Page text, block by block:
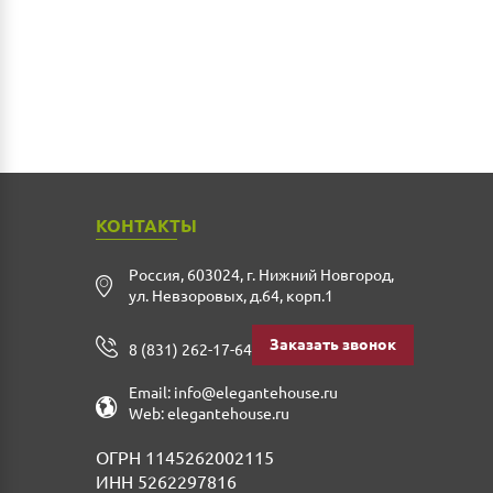
КОНТАКТЫ
Россия, 603024, г. Нижний Новгород,
ул. Невзоровых, д.64, корп.1
8 (831) 262-17-64 Заказать звонок
Email: info@elegantehouse.ru
Web:elegantehouse.ru
ОГРН 1145262002115
ИНН 5262297816